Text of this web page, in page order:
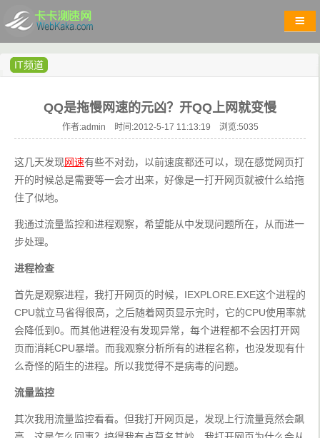
IT频道
QQ是拖慢网速的元凶？开QQ上网就变慢
作者:admin 时间:2012-5-17 11:13:19 浏览:5035
这几天发现网速有些不对劲，以前速度都还可以，现在感觉网页打
开的时候总是需要等一会才出来，好像是一打开网页就被什么给拖
住了似地。
我通过流量监控和进程观察，希望能从中发现问题所在，从而进一
步处理。
进程检查
首先是观察进程，我打开网页的时候，IEXPLORE.EXE这个进程的
CPU就立马省得很高，之后随着网页显示完时，它的CPU使用率就
会降低到0。而其他进程没有发现异常，每个进程都不会因打开网
页而消耗CPU暴增。而我观察分析所有的进程名称，也没发现有什
么奇怪的陌生的进程。所以我觉得不是病毒的问题。
流量监控
其次我用流量监控看看。但我打开网页是，发现上行流量竟然会飙